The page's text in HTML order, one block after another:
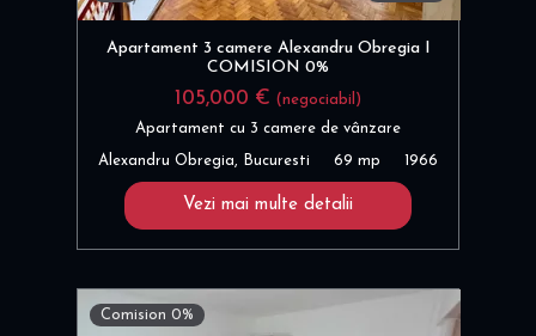
Apartament 3 camere Alexandru Obregia I
COMISION 0%
105,000 € (negociabil)
Apartament cu 3 camere de vânzare
Alexandru Obregia, Bucuresti 69 mp 1966
Vezi mai multe detalii
Comision 0%